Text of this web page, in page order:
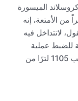
الميسورة
وصندوق أمتعة موكا سعته 350 لتراً من الأمتعة، إنه
لاتتداخل فيه
للضبط عملية
التحميل، وعند طي المقاعد الخلفية تستوعب 1105 لترًا من